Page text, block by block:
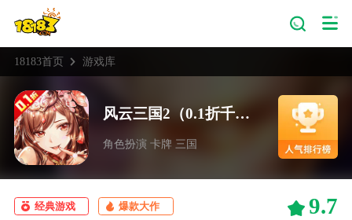
18183首页 游戏库
风云三国2（0.1折千抽送神魔）
角色扮演 卡牌 三国
经典游戏 爆款大作 9.7